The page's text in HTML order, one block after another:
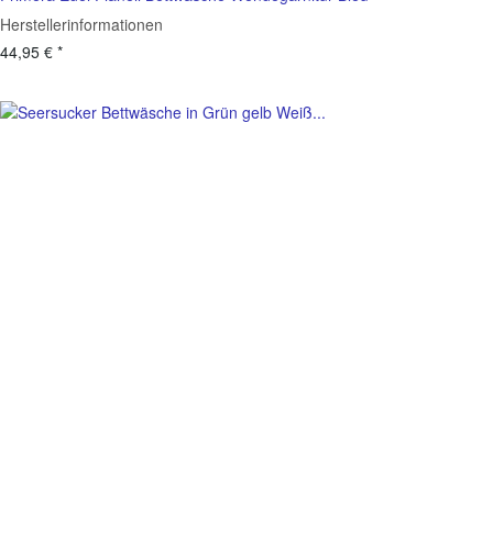
Herstellerinformationen
44,95 € *